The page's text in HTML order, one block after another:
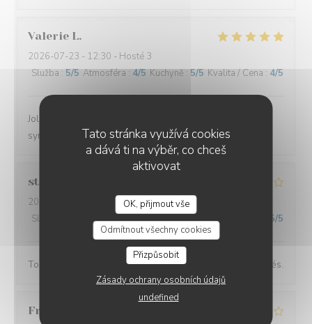
Tato stránka využívá cookies
a dává ti na výběr, co chceš
aktivovat
OK, přijmout vše
Odmítnout všechny cookies
Přizpůsobit
Zásady ochrany osobních údajů
undefined
Valerie L
2026-07-23 - 12:30 - Hosté 3
Služba:5/5 Atmosféra:4/5 Kuchyně:5/5 Kvalita / Cena: 4/5
Joli moment avec des assiettes goûteuses et un service
sympa
stephane
2026-07-16
- 12:30 - Hosté 2
Služba
Atmosféra:4/5 Kuchyně:5/5 Kvalita / Cena 5/5
Toujours très agréable et des plats recherchés et raffinés.
Franck